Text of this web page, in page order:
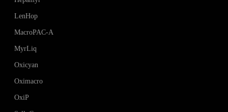
LenHop
MacroPAC-A
MyrLiq
Oxicyan
Oximacro
OxiP